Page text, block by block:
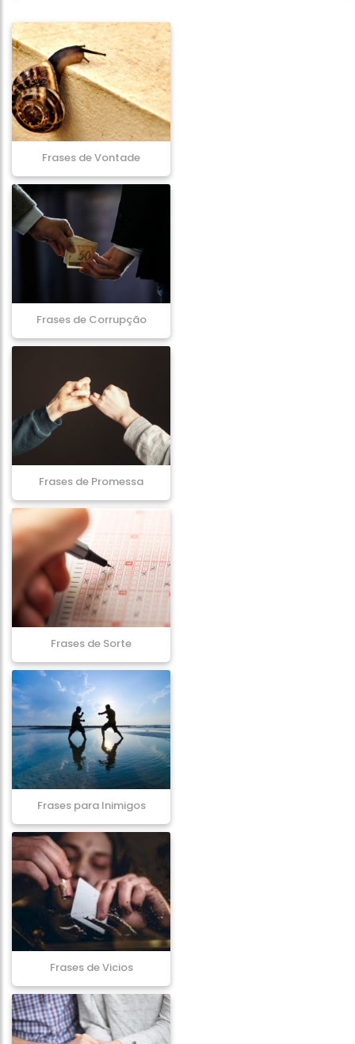
Frases de Vontade
Frases de Corrupção
Frases de Promessa
Frases de Sorte
Frases para Inimigos
Frases de Vicios